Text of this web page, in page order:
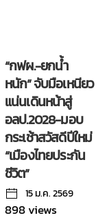
“กฟผ.-ยกน้ำ
หนัก” จับมือเหนียว
แน่นเดินหน้าสู่
อลป.2028-มอบ
กระเช้าสวัสดีปีใหม่
“เมืองไทยประกัน
ชีวิต”
15 ม.ค. 2569
898 views